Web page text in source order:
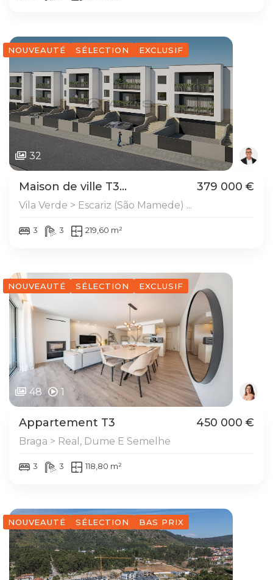
NOUVEAUTÉ SÉLECTION EXCLUSIF
32
Maison de ville T3... 379 000 €
Vila Verde > Escariz (São Mamede) ...
3 3 219,60 m²
NOUVEAUTÉ SÉLECTION EXCLUSIF
48 1
Appartement T3 450 000 €
Braga > Real, Dume E Semelhe
3 3 118,80 m²
NOUVEAUTÉ SÉLECTION BAS PRIX